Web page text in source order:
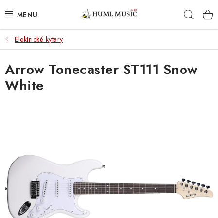
na
KYTARY
UKULELE
DECHY
ZVUK
KYTAROVÉ PŘÍSLUŠENSTVÍ
Elektrické kytary
Arrow Tonecaster ST111 Snow
White